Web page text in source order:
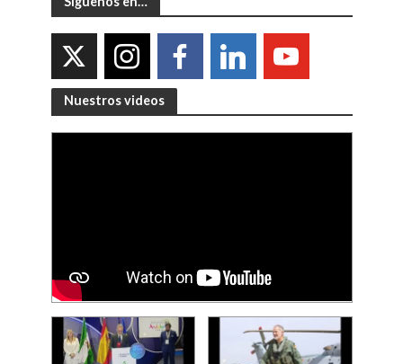
Nuestros videos